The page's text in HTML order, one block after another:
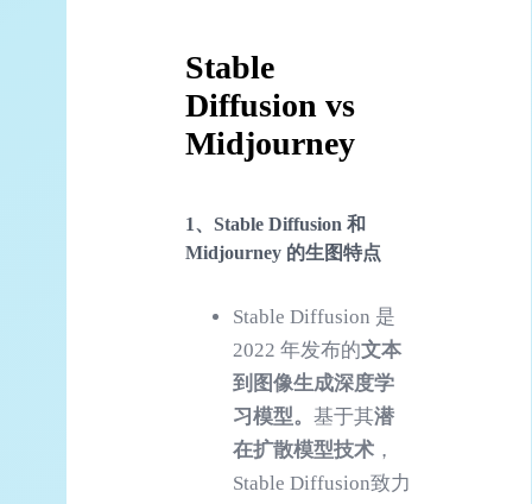
Stable
Diffusion vs
Midjourney
1、 Stable Diffusion 和
Midjourney 的生图特点
Stable Diffusion 是
2022 年发布的文本
到图像生成深度学
习模型。 基于其潜
在扩散模型技术 ，
Stable Diffusion致力